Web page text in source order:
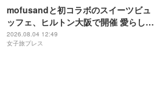
mofusandと初コラボのスイーツビュ
ッフェ、ヒルトン大阪で開催 愛らしい
にゃんこ達がケーキに
2026.08.04 12:49
女子旅プレス